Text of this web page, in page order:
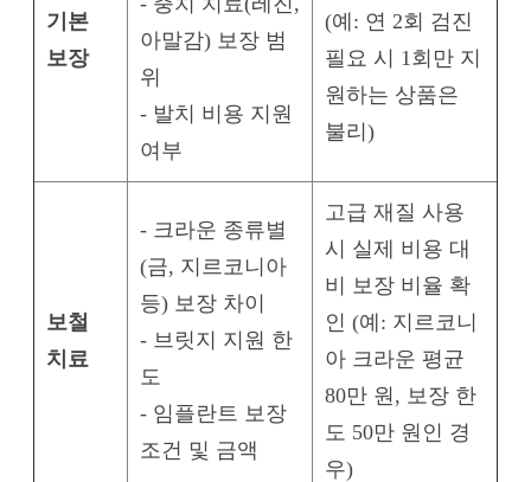
기본
보장
아말감) 보장 범
위
- 발치 비용 지원
여부
(예: 연 2회 검진
필요 시 1회만 지
원하는 상품은
불리)
보철
치료
- 크라운 종류별
(금, 지르코니아
등) 보장 차이
- 브릿지 지원 한
도
- 임플란트 보장
조건 및 금액
고급 재질 사용
시 실제 비용 대
비 보장 비율 확
인 (예: 지르코니
아 크라운 평균
80만 원, 보장 한
도 50만 원인 경
우)